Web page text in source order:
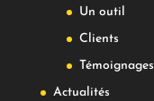
Un outil
Clients
Témoignages
Actualités